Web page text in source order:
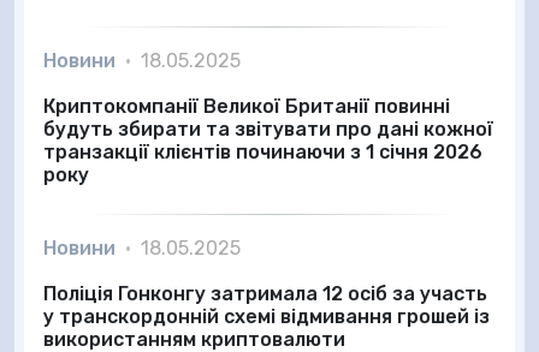
Новини • 18.05.2025
Криптокомпанії Великої Британії повинні
будуть збирати та звітувати про дані кожної
транзакції клієнтів починаючи з 1 січня 2026
року
Новини • 18.05.2025
Поліція Гонконгу затримала 12 осіб за участь
у транскордонній схемі відмивання грошей із
використанням криптовалюти